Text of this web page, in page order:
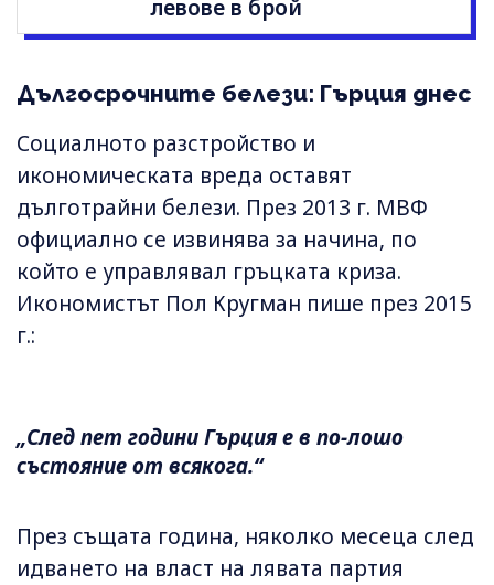
левове в брой
Дългосрочните белези: Гърция днес
Социалното разстройство и
икономическата вреда оставят
дълготрайни белези. През 2013 г. МВФ
официално се извинява за начина, по
който е управлявал гръцката криза.
Икономистът Пол Кругман пише през 2015
г.:
„След пет години Гърция е в по-лошо
състояние от всякога.“
През същата година, няколко месеца след
идването на власт на лявата партия